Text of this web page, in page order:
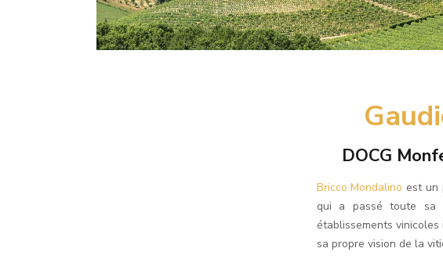
DOCG
Bricco Mondalino est un
qui a passé toute sa
établissements
sa propre vision de la